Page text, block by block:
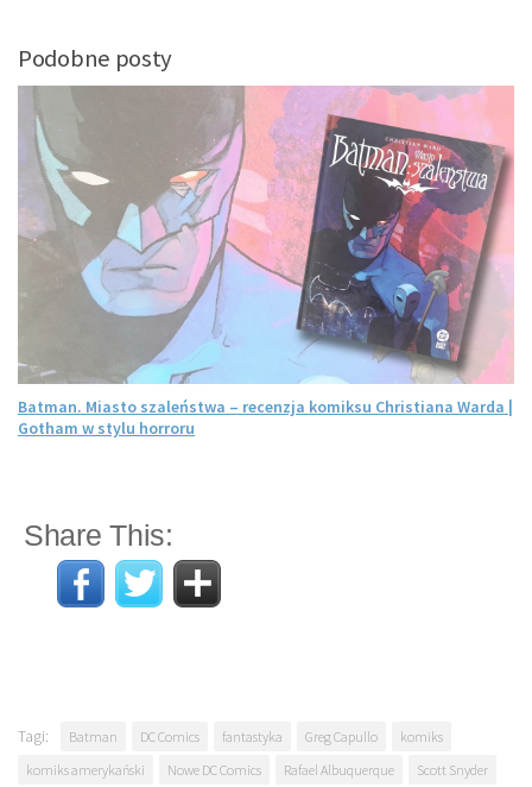
Podobne posty
Batman. Miasto szaleństwa – recenzja komiksu Christiana Warda |
Gotham w stylu horroru
Share This:
Tagi: Batman DC Comics fantastyka Greg Capullo
komiks
komiks amerykański
Nowe DC Comics Rafael Albuquerque
Scott Snyder